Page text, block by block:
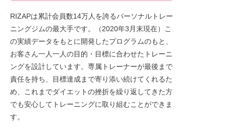
RIZAPは累計会員数14万人を誇るパーソナルトレー
ニングジムの最大手です。（2020年3月末現在）こ
の実績データをもとに開発したプログラムのもと、
お客さん一人一人の目的・目標に合わせたトレーニ
ングを設計しています。専属トレーナーが最後まで
責任を持ち、目標達成まで寄り添い続けてくれるた
め、これまでダイエットの挫折を繰り返してきた方
でも安心してトレーニングに取り組むことができま
す。